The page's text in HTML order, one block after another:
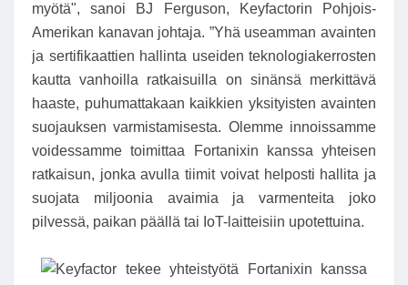
myötä", sanoi BJ Ferguson, Keyfactorin Pohjois-
Amerikan kanavan johtaja. ”Yhä useamman avainten
ja sertifikaattien hallinta useiden teknologiakerrosten
kautta vanhoilla ratkaisuilla on sinänsä merkittävä
haaste, puhumattakaan kaikkien yksityisten avainten
suojauksen varmistamisesta. Olemme innoissamme
voidessamme toimittaa Fortanixin kanssa yhteisen
ratkaisun, jonka avulla tiimit voivat helposti hallita ja
suojata miljoonia avaimia ja varmenteita joko
pilvessä, paikan päällä tai IoT-laitteisiin upotettuina.